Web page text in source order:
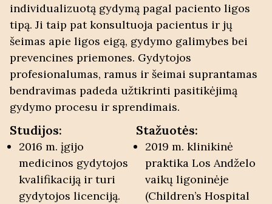
individualizuotą gydymą pagal paciento ligos
tipą. Ji taip pat konsultuoja pacientus ir jų
šeimas apie ligos eigą, gydymo galimybes bei
prevencines priemones. Gydytojos
profesionalumas, ramus ir šeimai suprantamas
bendravimas padeda užtikrinti pasitikėjimą
gydymo procesu ir sprendimais.
Studijos:
2016 m. įgijo
medicinos gydytojos
kvalifikaciją ir turi
gydytojos licenciją.
Stažuotės:
2019 m. klinikinė
praktika Los Andželo
vaikų ligoninėje
(Children’s Hospital